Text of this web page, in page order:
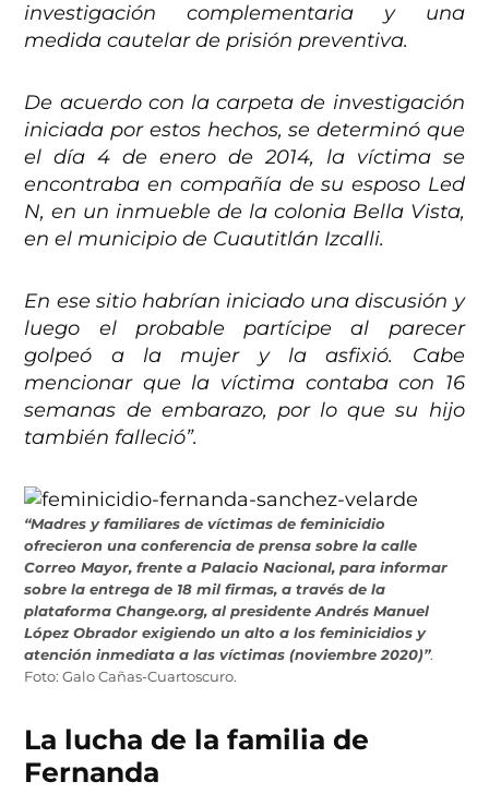
investigación complementaria y una
medida cautelar de prisión preventiva.
De acuerdo con la carpeta de investigación
iniciada por estos hechos, se determinó que
el día 4 de enero de 2014, la víctima se
encontraba en compañía de su esposo Led
N, en un inmueble de la colonia Bella Vista,
en el municipio de Cuautitlán Izcalli.
En ese sitio habrían iniciado una discusión y
luego el probable partícipe al parecer
golpeó a la mujer y la asfixió. Cabe
mencionar que la víctima contaba con 16
semanas de embarazo, por lo que su hijo
también falleció”.
“Madres y familiares de víctimas de feminicidio
ofrecieron una conferencia de prensa sobre la calle
Correo Mayor, frente a Palacio Nacional, para informar
sobre la entrega de 18 mil firmas, a través de la
plataforma Change.org, al presidente Andrés Manuel
López Obrador exigiendo un alto a los feminicidios y
atención inmediata a las víctimas (noviembre 2020)”.
Foto: Galo Cañas-Cuartoscuro.
La lucha de la familia de
Fernanda